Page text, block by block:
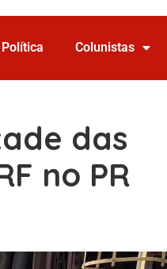
Política Colunistas
das
no PR